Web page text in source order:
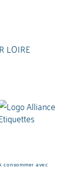
LOIRE
consommer avec